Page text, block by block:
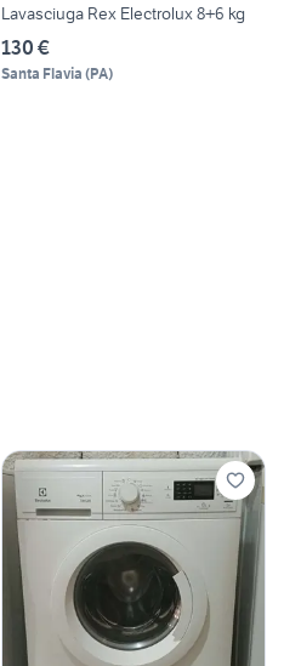
Lavasciuga Rex Electrolux 8+6 kg
130 €
Santa Flavia (PA)